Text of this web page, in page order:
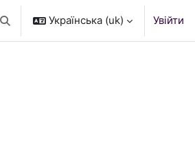
Переключити введення пошуку
Українська ‎(uk)‎ Увійти